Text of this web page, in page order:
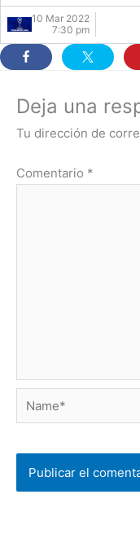
10 Mar 2022
7:30 pm
Deja una
Tu dirección de
Comentario *
Name*